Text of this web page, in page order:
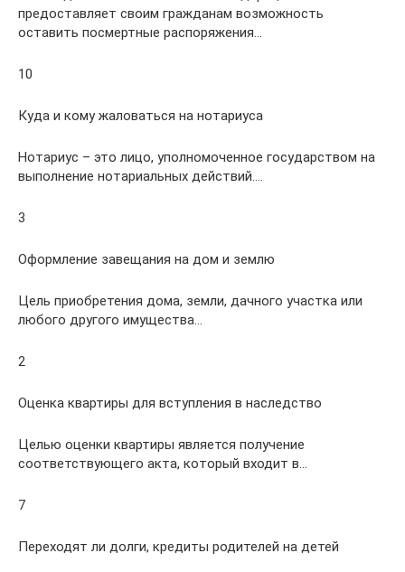
предоставляет своим гражданам возможность
оставить посмертные распоряжения…
10
Куда и кому жаловаться на нотариуса
Нотариус – это лицо, уполномоченное государством на
выполнение нотариальных действий….
3
Оформление завещания на дом и землю
Цель приобретения дома, земли, дачного участка или
любого другого имущества…
2
Оценка квартиры для вступления в наследство
Целью оценки квартиры является получение
соответствующего акта, который входит в…
7
Переходят ли долги, кредиты родителей на детей